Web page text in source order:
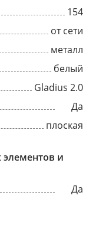
154
от сети
металл
белый
Gladius 2.0
Да
плоская
элементов и
Да